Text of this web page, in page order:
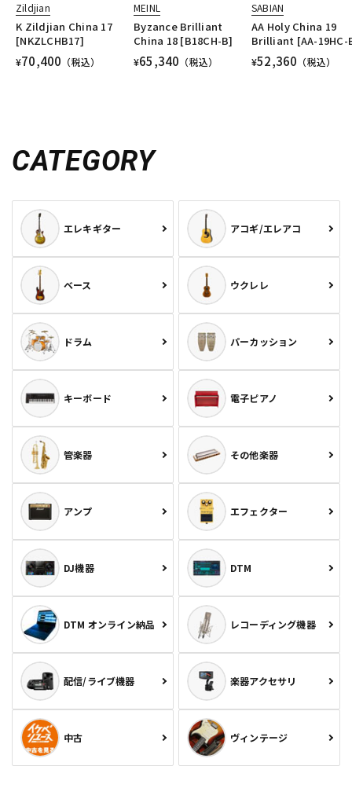
Zildjian
K Zildjian China 17
[NKZLCHB17]
¥70,400 （税込）
MEINL
Byzance Brilliant
China 18 [B18CH-B]
¥65,340 （税込）
SABIAN
AA Holy China 19
Brilliant [AA-19HC-
¥52,360 （税込）
CATEGORY
エレキギター アコギ/エレアコ
ベース ウクレレ
ドラム パーカッション
キーボード 電子ピアノ
管楽器 その他楽器
アンプ エフェクター
DJ機器 DTM
DTM オンライン納品 レコーディング機器
配信/ライブ機器 楽器アクセサリ
中古 ヴィンテージ